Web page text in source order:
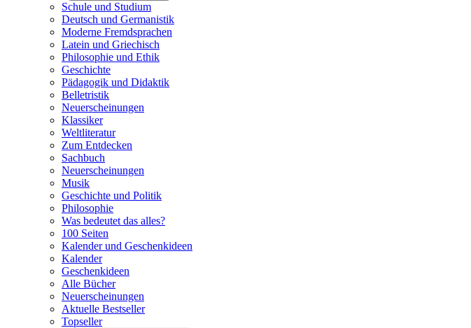
Schule und Studium
Deutsch und Germanistik
Moderne Fremdsprachen
Latein und Griechisch
Philosophie und Ethik
Geschichte
Pädagogik und Didaktik
Belletristik
Neuerscheinungen
Klassiker
Weltliteratur
Zum Entdecken
Sachbuch
Neuerscheinungen
Musik
Geschichte und Politik
Philosophie
Was bedeutet das alles?
100 Seiten
Kalender und Geschenkideen
Kalender
Geschenkideen
Alle Bücher
Neuerscheinungen
Aktuelle Bestseller
Topseller